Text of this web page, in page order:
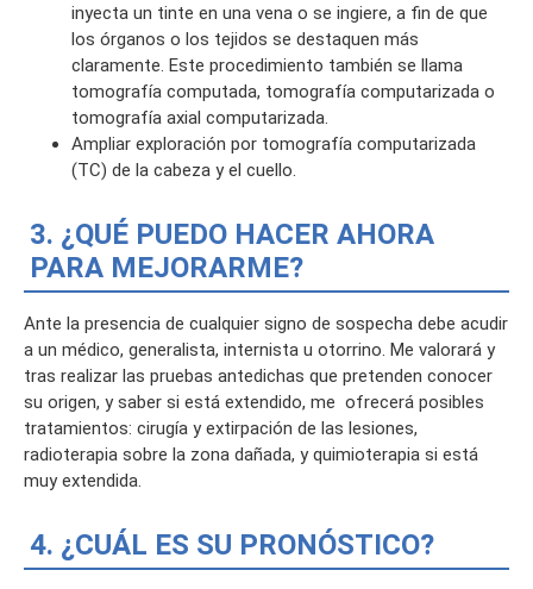
inyecta un tinte en una vena o se ingiere, a fin de que
los órganos o los tejidos se destaquen más
claramente. Este procedimiento también se llama
tomografía computada, tomografía computarizada o
tomografía axial computarizada.
Ampliar exploración por tomografía computarizada
(TC) de la cabeza y el cuello.
3. ¿QUÉ PUEDO HACER AHORA
PARA MEJORARME?
Ante la presencia de cualquier signo de sospecha debe acudir
a un médico, generalista, internista u otorrino. Me valorará y
tras realizar las pruebas antedichas que pretenden conocer
su origen, y saber si está extendido, me ofrecerá posibles
tratamientos: cirugía y extirpación de las lesiones,
radioterapia sobre la zona dañada, y quimioterapia si está
muy extendida.
4. ¿CUÁL ES SU PRONÓSTICO?